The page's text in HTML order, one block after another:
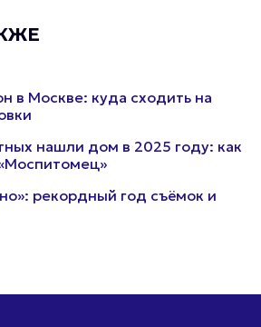
в Москве: куда сходить на
нашли дом в 2025 году: как
рекордный год съёмок и